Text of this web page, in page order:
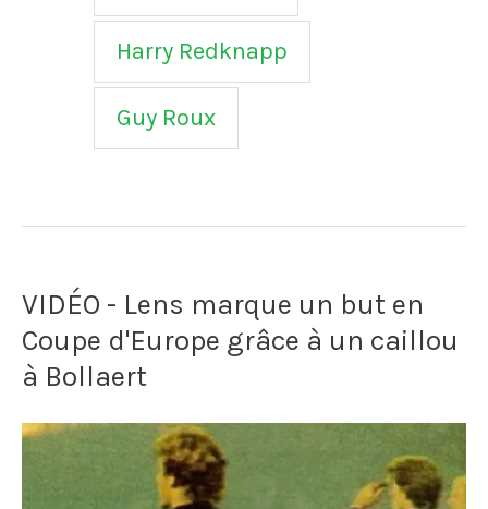
Harry Redknapp
Guy Roux
VIDÉO - Lens marque un but en
Coupe d'Europe grâce à un caillou
à Bollaert